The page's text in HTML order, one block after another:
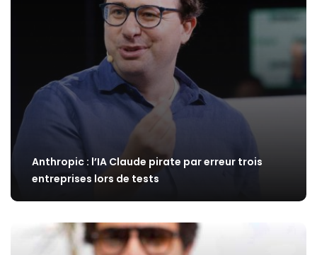
Anthropic : l’IA Claude pirate par erreur trois
entreprises lors de tests